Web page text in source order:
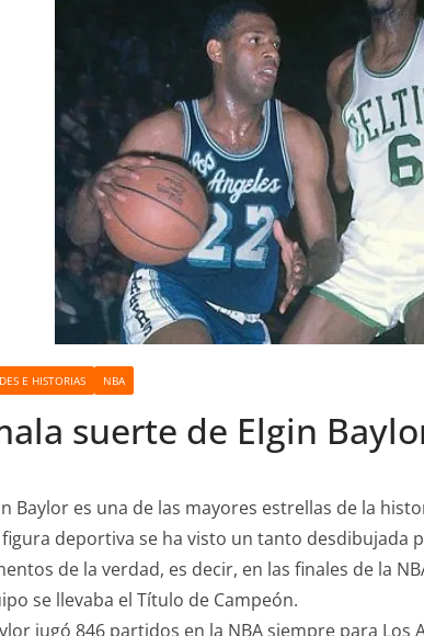
E HISTORIAS NBA
suerte de Elgin
Baylor es una de las mayores estrellas de la
deportiva se ha visto un tanto desdibujada
de la verdad, es decir, en las finales de la
se llevaba el Título de Campeón.
jugó 846 partidos en la NBA siempre para Los